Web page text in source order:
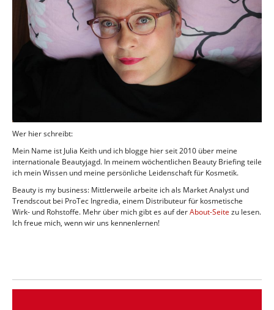
Wer hier schreibt:
Mein Name ist Julia Keith und ich blogge hier seit 2010 über meine
internationale Beautyjagd. In meinem wöchentlichen Beauty Briefing teile
ich mein Wissen und meine persönliche Leidenschaft für Kosmetik.
Beauty is my business: Mittlerweile arbeite ich als Market Analyst und
Trendscout bei ProTec Ingredia, einem Distributeur für kosmetische
Wirk- und Rohstoffe. Mehr über mich gibt es auf derAbout-Seite zu lesen.
Ich freue mich, wenn wir uns kennenlernen!